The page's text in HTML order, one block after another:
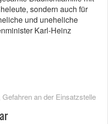
sondern auch für
und uneheliche
Karl-Heinz
Gefahren an der Einsatzstelle